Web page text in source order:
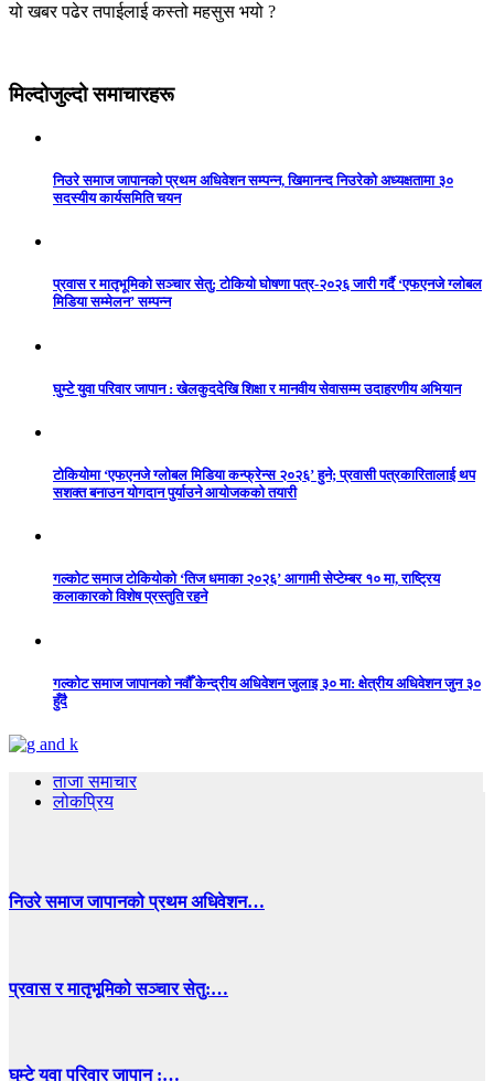
यो खबर पढेर तपाईलाई कस्तो महसुस भयो ?
मिल्दोजुल्दो समाचारहरू
निउरे समाज जापानको प्रथम अधिवेशन सम्पन्न, खिमानन्द निउरेको अध्यक्षतामा ३०
सदस्यीय कार्यसमिति चयन
प्रवास र मातृभूमिको सञ्चार सेतु: टोकियो घोषणा पत्र-२०२६ जारी गर्दै ‘एफएनजे ग्लोबल
मिडिया सम्मेलन’ सम्पन्न
घुम्टे युवा परिवार जापान : खेलकुददेखि शिक्षा र मानवीय सेवासम्म उदाहरणीय अभियान
टोकियोमा ‘एफएनजे ग्लोबल मिडिया कन्फ्रेन्स २०२६’ हुने; प्रवासी पत्रकारितालाई थप
सशक्त बनाउन योगदान पुर्याउने आयोजकको तयारी
गल्कोट समाज टोकियोको ‘तिज धमाका २०२६’ आगामी सेप्टेम्बर १० मा, राष्ट्रिय
कलाकारको विशेष प्रस्तुति रहने
गल्कोट समाज जापानको नवौँ केन्द्रीय अधिवेशन जुलाइ ३० मा: क्षेत्रीय अधिवेशन जुन ३०
हुँदै
ताजा समाचार
लोकप्रिय
निउरे समाज जापानको प्रथम अधिवेशन…
प्रवास र मातृभूमिको सञ्चार सेतु:…
घुम्टे युवा परिवार जापान :…